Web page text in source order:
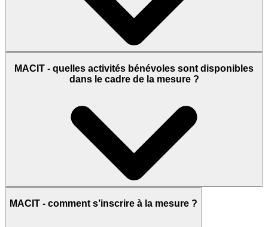
MACIT - quelles activités bénévoles sont disponibles
dans le cadre de la mesure ?
MACIT - comment s’inscrire à la mesure ?